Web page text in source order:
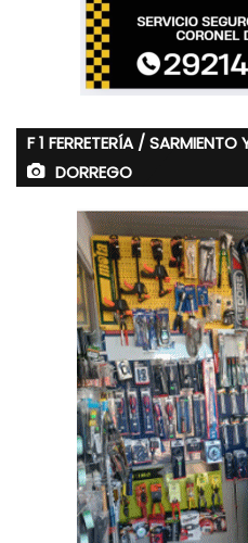
F 1 FERRETERÍA /
DORREGO